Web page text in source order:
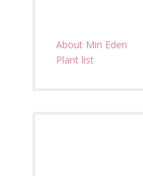
About Min Eden
Plant list